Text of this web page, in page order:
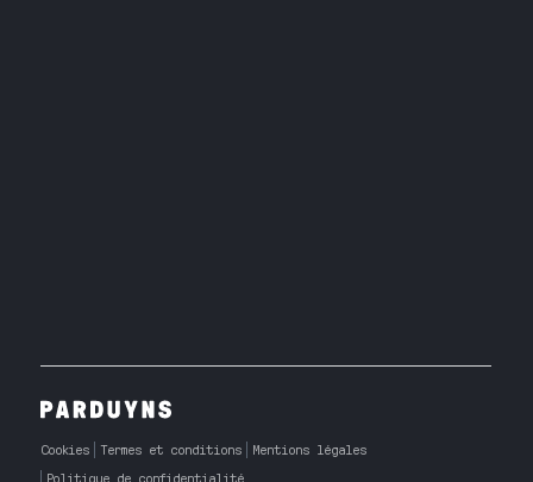
Cookies Termes et conditions
Mentions légales
Politique de confidentialité